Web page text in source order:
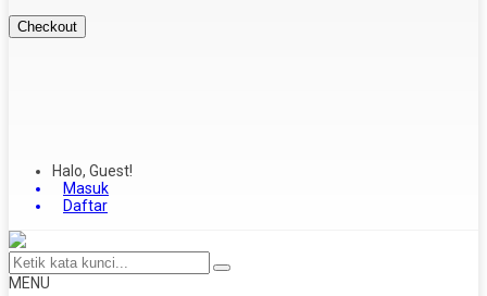
Checkout
Halo, Guest!
Masuk
Daftar
MENU